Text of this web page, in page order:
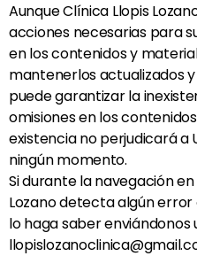
Aunque Clínica Llopis
acciones necesarias para
en los contenidos y
mantenerlos actualizados
puede garantizar la
omisiones en los
existencia no perjudicará a
ningún momento.
Si durante la navegación en
Lozanodetecta algún error
lo haga saber enviándonos